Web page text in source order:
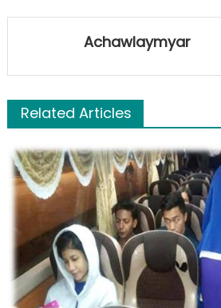
Achawlaymyar
Related Articles